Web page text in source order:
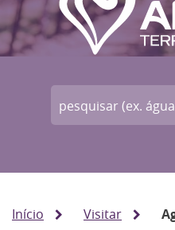
Início Visitar